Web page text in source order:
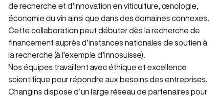
de recherche et d’innovation en viticulture, œnologie,
économie du vin ainsi que dans des domaines connexes.
Cette collaboration peut débuter dès la recherche de
financement auprès d’instances nationales de soutien à
la recherche (à l’exemple d’Innosuisse).
Nos équipes travaillent avec éthique et excellence
scientifique pour répondre aux besoins des entreprises.
Changins dispose d’un large réseau de partenaires pour